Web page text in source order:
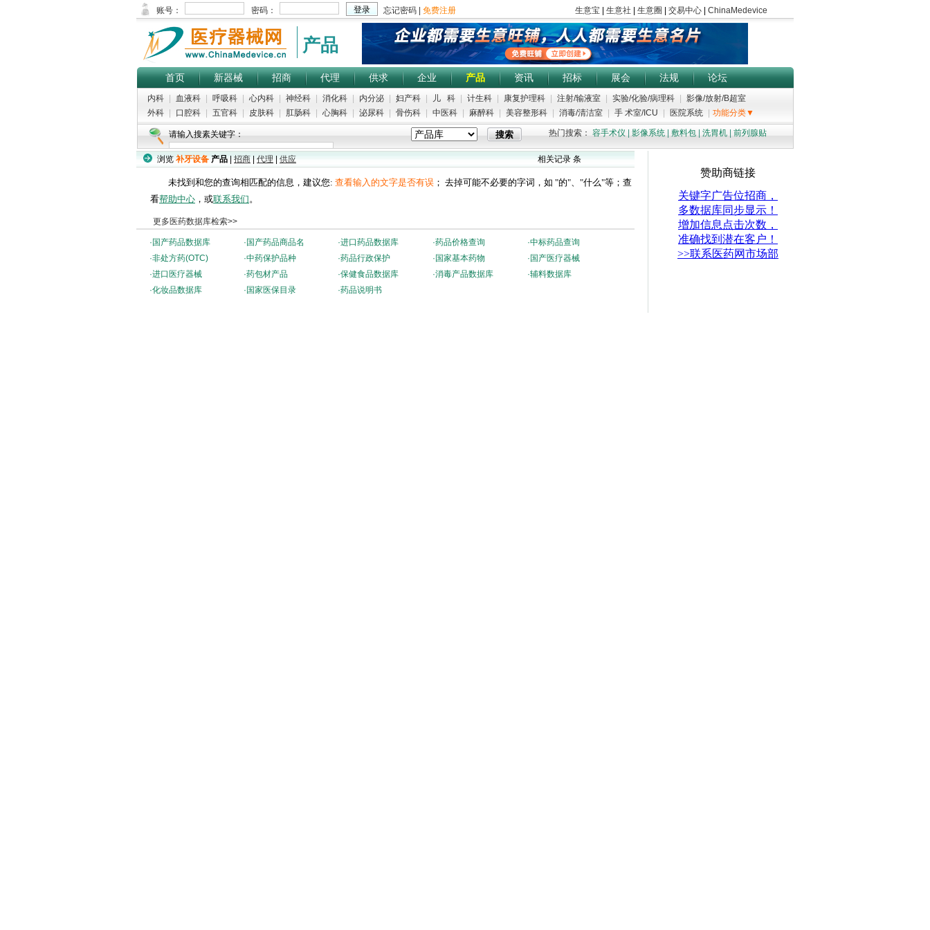
产品
首页 新器械 招商 代理 供求 企业 产品 资讯 招标 展会 法规 论坛
内科 血液科 呼吸科 心内科 神经科 消化科 内分泌 妇产科 儿 科 计生科 康复护理科 注射/输液室 实验/化验/病理科
影像/放射/B超室
外科
口腔科 五官科 皮肤科 肛肠科 心胸科 泌尿科 骨伤科 中医科 麻醉科 美容整形科 消毒/清洁室 手 术室/ICU 医院系统 功能分类▼
请输入搜素关键字： 热门搜索： 容手术仪 影像系统| 敷料包| 洗胃机| 前列腺贴
浏览 补牙设备 产品 招商 代理 供应 相关记录 条
未找到和您的查询相匹配的信息，建议您: 查看输入的文字是否有误 ； 去掉可能不必要的字词，如 "的"、"什么"等；查
看帮助中心 ，或联系我们。
更多医药数据库检索>>
· 国产药品数据库 · 国产药品商品名 ·进口药品数据库 ·药品价格查询 ·中标药品查询
·非处方药(OTC) ·中药保护品种 ·药品行政保护 · 国家基本药物 · 国产医疗器械
·进口医疗器械 ·药包材产品 ·保健食品数据库 ·消毒产品数据库 ·辅料数据库
·化妆品数据库 · 国家医保目录 ·药品说明书